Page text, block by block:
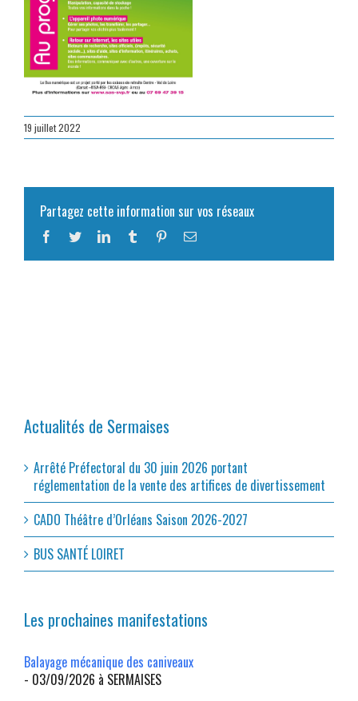
19 juillet 2022
Partagez cette information sur vos réseaux
Facebook
TwitterLinkedInTumblr PinterestEmail
Actualités de Sermaises
Arrêté Préfectoral du 30 juin 2026 portant
réglementation de la vente des artifices de divertissement
CADO Théâtre d’Orléans Saison 2026-2027
BUS SANTÉ LOIRET
Les prochaines manifestations
Balayage mécanique des caniveaux
- 03/09/2026 à SERMAISES